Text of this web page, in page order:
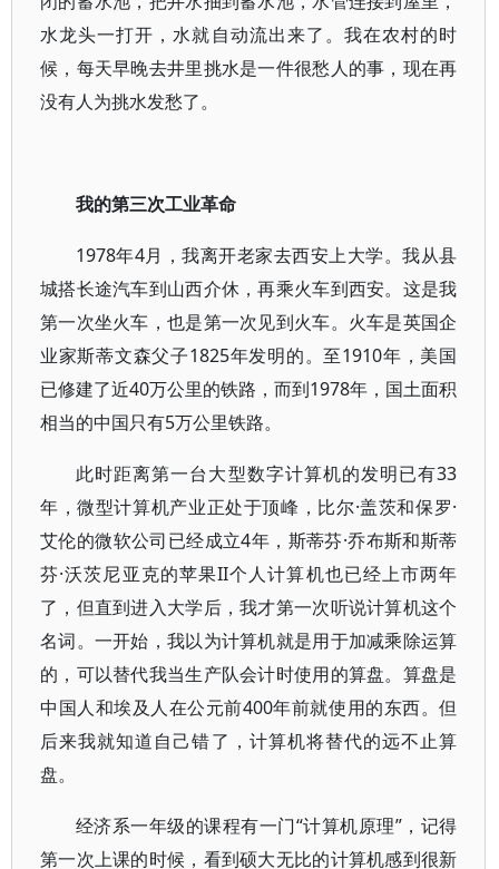
水龙头一打开，水就自动流出来了。我在农村的时
候，每天早晚去井里挑水是一件很愁人的事，现在再
没有人为挑水发愁了。
我的第三次工业革命
1978年4月，我离开老家去西安上大学。我从县
城搭长途汽车到山西介休，再乘火车到西安。这是我
第一次坐火车，也是第一次见到火车。火车是英国企
业家斯蒂文森父子1825年发明的。至1910年，美国
已修建了近40万公里的铁路，而到1978年，国土面积
相当的中国只有5万公里铁路。
此时距离第一台大型数字计算机的发明已有33
年，微型计算机产业正处于顶峰，比尔·盖茨和保罗·
艾伦的微软公司已经成立4年，斯蒂芬·乔布斯和斯蒂
芬·沃茨尼亚克的苹果II个人计算机也已经上市两年
了，但直到进入大学后，我才第一次听说计算机这个
名词。一开始，我以为计算机就是用于加减乘除运算
的，可以替代我当生产队会计时使用的算盘。算盘是
中国人和埃及人在公元前400年前就使用的东西。但
后来我就知道自己错了，计算机将替代的远不止算
盘。
经济系一年级的课程有一门“计算机原理”，记得
第一次上课的时候，看到硕大无比的计算机感到很新